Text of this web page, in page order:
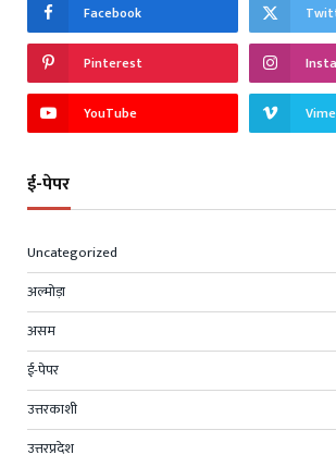
Facebook
Pinterest
YouTube
ई-पेपर
Uncategorized
अल्मोड़ा
असम
ई-पेपर
उत्तरकाशी
उत्तरप्रदेश